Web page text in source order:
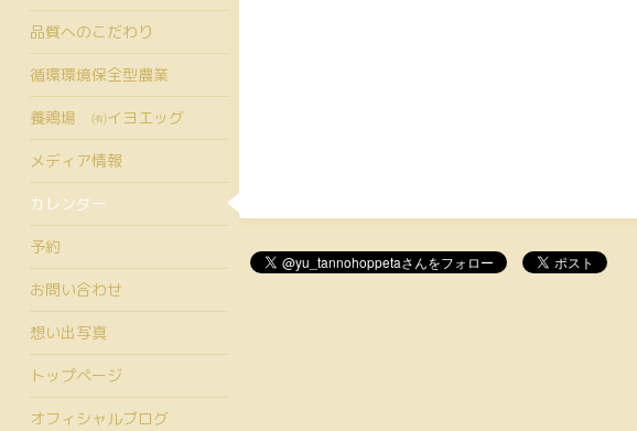
品質へのこだわり
循環環境保全型農業
養鶏場 ㈲イヨエッグ
メディア情報
カレンダー
予約
お問い合わせ
想い出写真
トップページ
オフィシャルブログ